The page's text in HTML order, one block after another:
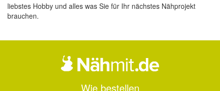
liebstes Hobby und alles was Sie für Ihr nächstes Nähprojekt
brauchen.
Wie bestellen